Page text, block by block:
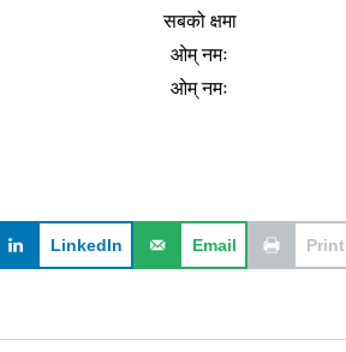
सबको क्षमा
ओम् नमः
ओम् नमः
LinkedIn Email Print